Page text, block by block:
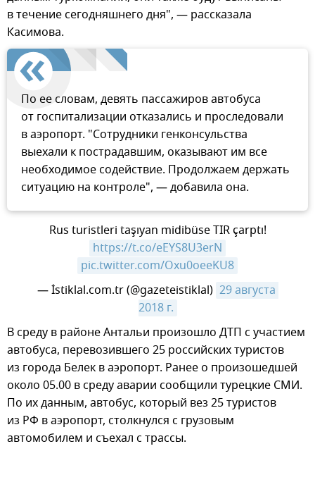
в течение сегодняшнего дня", — рассказала
Касимова.
По ее словам, девять пассажиров автобуса
от госпитализации отказались и проследовали
в аэропорт. "Сотрудники генконсульства
выехали к пострадавшим, оказывают им все
необходимое содействие. Продолжаем держать
ситуацию на контроле", — добавила она.
Rus turistleri taşıyan midibüse TIR çarptı!
https://t.co/eEYS8U3erN
pic.twitter.com/Oxu0oeeKU8
— İstiklal.com.tr (@gazeteistiklal) 29 августа
2018 г.
​В среду в районе Антальи произошло ДТП с участием
автобуса, перевозившего 25 российских туристов
из города Белек в аэропорт. Ранее о произошедшей
около 05.00 в среду аварии сообщили турецкие СМИ.
По их данным, автобус, который вез 25 туристов
из РФ в аэропорт, столкнулся с грузовым
автомобилем и съехал с трассы.